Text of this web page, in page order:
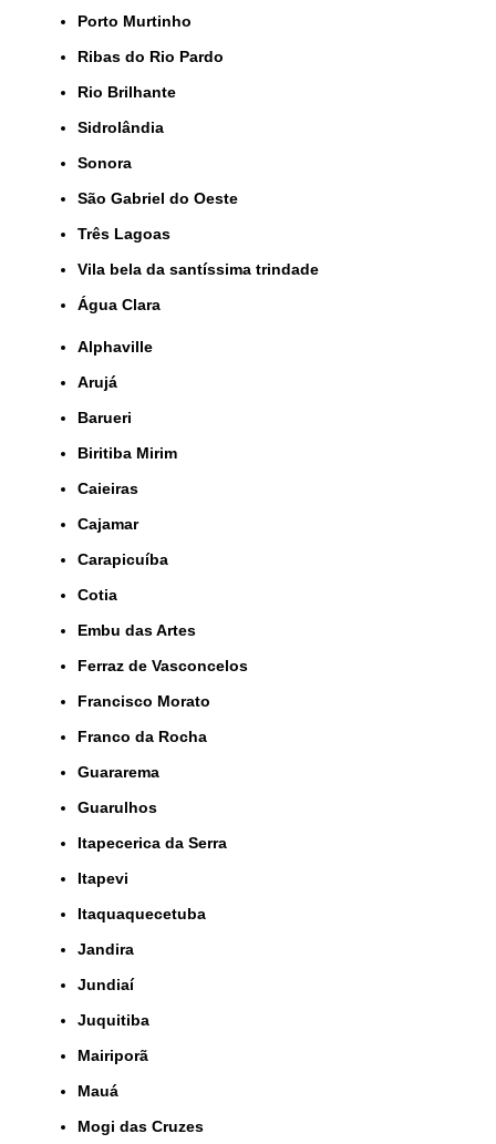
Porto Murtinho
Ribas do Rio Pardo
Rio Brilhante
Sidrolândia
Sonora
São Gabriel do Oeste
Três Lagoas
Vila bela da santíssima trindade
Água Clara
Alphaville
Arujá
Barueri
Biritiba Mirim
Caieiras
Cajamar
Carapicuíba
Cotia
Embu das Artes
Ferraz de Vasconcelos
Francisco Morato
Franco da Rocha
Guararema
Guarulhos
Itapecerica da Serra
Itapevi
Itaquaquecetuba
Jandira
Jundiaí
Juquitiba
Mairiporã
Mauá
Mogi das Cruzes